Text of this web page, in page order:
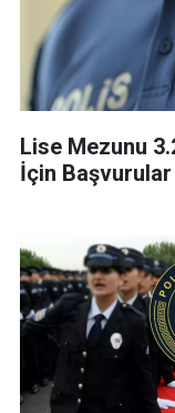
Lise Mezunu
İçin Başvurular